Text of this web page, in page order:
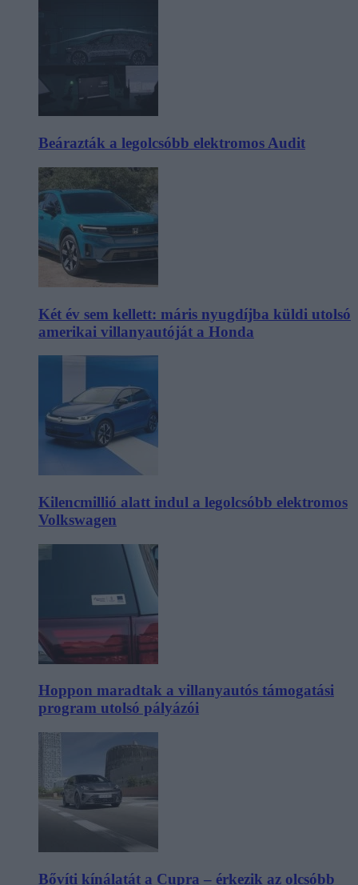
Beárazták a legolcsóbb elektromos Audit
Két év sem kellett: máris nyugdíjba küldi utolsó
amerikai villanyautóját a Honda
Kilencmillió alatt indul a legolcsóbb elektromos
Volkswagen
Hoppon maradtak a villanyautós támogatási
program utolsó pályázói
Bővíti kínálatát a Cupra – érkezik az olcsóbb